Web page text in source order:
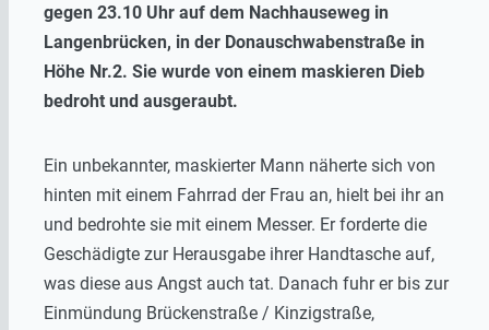
gegen 23.10 Uhr auf dem Nachhauseweg in
Langenbrücken, in der Donauschwabenstraße in
Höhe Nr.2. Sie wurde von einem maskieren Dieb
bedroht und ausgeraubt.
Ein unbekannter, maskierter Mann näherte sich von
hinten mit einem Fahrrad der Frau an, hielt bei ihr an
und bedrohte sie mit einem Messer. Er forderte die
Geschädigte zur Herausgabe ihrer Handtasche auf,
was diese aus Angst auch tat. Danach fuhr er bis zur
Einmündung Brückenstraße / Kinzigstraße,